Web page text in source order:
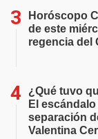
Horóscopo
de este
regencia del
¿Qué tuvo
El
separación
Valentina